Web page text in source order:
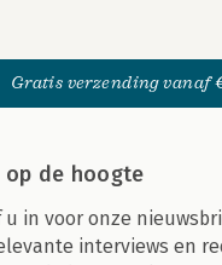
Gratis verzending vanaf
de hoogte
u in voor onze
interviews en